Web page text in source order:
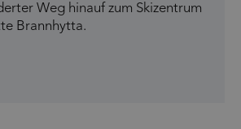
Weg hinauf zum Skizentrum
Brannhytta.